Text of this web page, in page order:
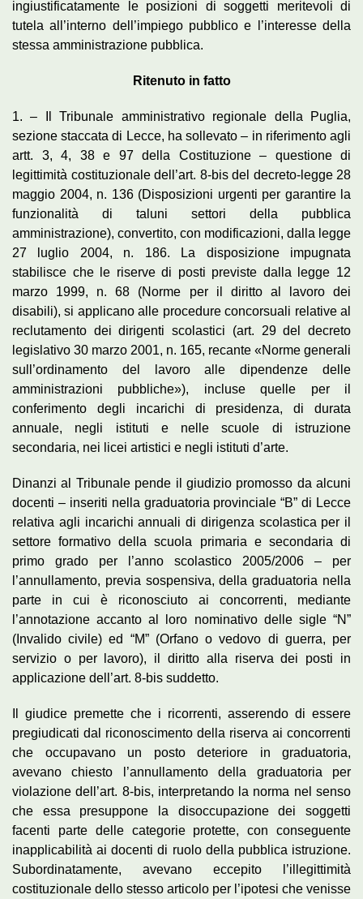
ingiustificatamente le posizioni di soggetti meritevoli di
tutela all’interno dell’impiego pubblico e l’interesse della
stessa amministrazione pubblica.
Ritenuto in fatto
1. – Il Tribunale amministrativo regionale della Puglia,
sezione staccata di Lecce, ha sollevato – in riferimento agli
artt. 3, 4, 38 e 97 della Costituzione – questione di
legittimità costituzionale dell’art. 8-bis del decreto-legge 28
maggio 2004, n. 136 (Disposizioni urgenti per garantire la
funzionalità di taluni settori della pubblica
amministrazione), convertito, con modificazioni, dalla legge
27 luglio 2004, n. 186. La disposizione impugnata
stabilisce che le riserve di posti previste dalla legge 12
marzo 1999, n. 68 (Norme per il diritto al lavoro dei
disabili), si applicano alle procedure concorsuali relative al
reclutamento dei dirigenti scolastici (art. 29 del decreto
legislativo 30 marzo 2001, n. 165, recante «Norme generali
sull’ordinamento del lavoro alle dipendenze delle
amministrazioni pubbliche»), incluse quelle per il
conferimento degli incarichi di presidenza, di durata
annuale, negli istituti e nelle scuole di istruzione
secondaria, nei licei artistici e negli istituti d’arte.
Dinanzi al Tribunale pende il giudizio promosso da alcuni
docenti – inseriti nella graduatoria provinciale “B” di Lecce
relativa agli incarichi annuali di dirigenza scolastica per il
settore formativo della scuola primaria e secondaria di
primo grado per l’anno scolastico 2005/2006 – per
l’annullamento, previa sospensiva, della graduatoria nella
parte in cui è riconosciuto ai concorrenti, mediante
l’annotazione accanto al loro nominativo delle sigle “N”
(Invalido civile) ed “M” (Orfano o vedovo di guerra, per
servizio o per lavoro), il diritto alla riserva dei posti in
applicazione dell’art. 8-bis suddetto.
Il giudice premette che i ricorrenti, asserendo di essere
pregiudicati dal riconoscimento della riserva ai concorrenti
che occupavano un posto deteriore in graduatoria,
avevano chiesto l’annullamento della graduatoria per
violazione dell’art. 8-bis, interpretando la norma nel senso
che essa presuppone la disoccupazione dei soggetti
facenti parte delle categorie protette, con conseguente
inapplicabilità ai docenti di ruolo della pubblica istruzione.
Subordinatamente, avevano eccepito l’illegittimità
costituzionale dello stesso articolo per l’ipotesi che venisse